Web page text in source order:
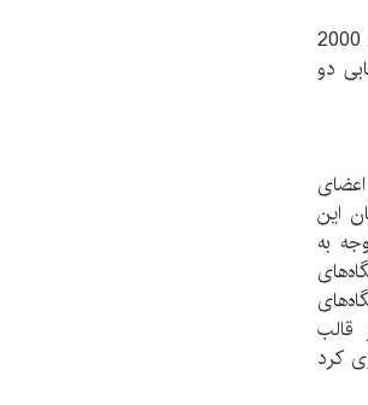
این کتاب‌ها و یا سایر آثار از کشور‌های دیگر، با شمارگان بین 5 تا 10 هزار و حداقل 2000
دو
این
به
قالب
کرد